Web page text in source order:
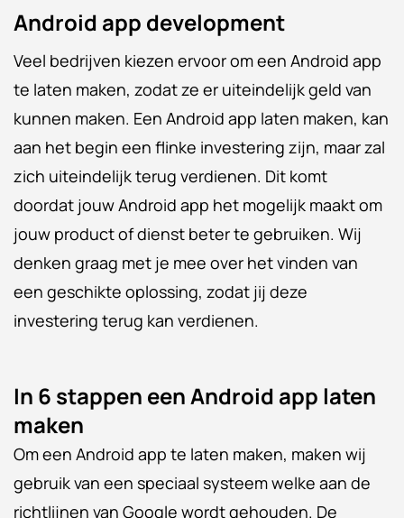
Android app development
Veel bedrijven kiezen ervoor om een Android app
te laten maken, zodat ze er uiteindelijk geld van
kunnen maken. Een Android app laten maken, kan
aan het begin een flinke investering zijn, maar zal
zich uiteindelijk terug verdienen. Dit komt
doordat jouw Android app het mogelijk maakt om
jouw product of dienst beter te gebruiken. Wij
denken graag met je mee over het vinden van
een geschikte oplossing, zodat jij deze
investering terug kan verdienen.
In 6 stappen een Android app laten
maken
Om een Android app te laten maken, maken wij
gebruik van een speciaal systeem welke aan de
richtlijnen van Google wordt gehouden. De